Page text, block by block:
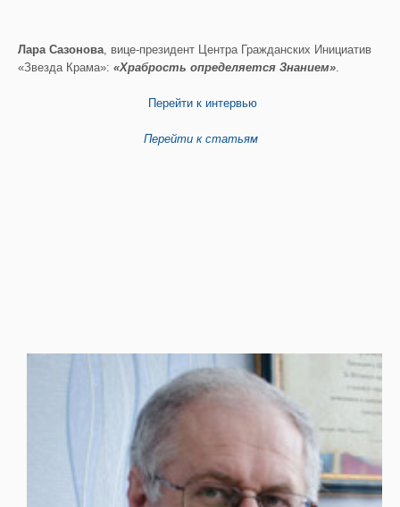
Лара Сазонова , вице-президент Центра Гражданских Инициатив
«Звезда Крама»: «Храбрость определяется Знанием»
Перейти к интервью
Перейти к статьям